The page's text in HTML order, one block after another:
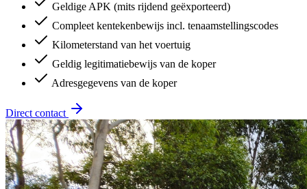
Geldige APK (mits rijdend geëxporteerd)
Compleet kentekenbewijs incl. tenaamstellingscodes
Kilometerstand van het voertuig
Geldig legitimatiebewijs van de koper
Adresgegevens van de koper
Direct contact